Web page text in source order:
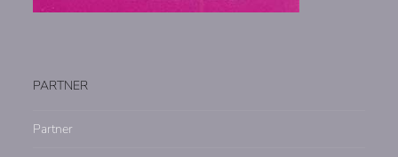
PARTNER
Partner